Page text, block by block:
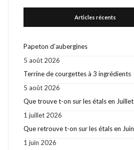
Articles récents
Papeton d’aubergines
5 août 2026
Terrine de courgettes à 3 ingrédients
5 août 2026
Que trouve t-on sur les étals en Juillet
1 juillet 2026
Que retrouve t-on sur les étals en Juin
1 juin 2026